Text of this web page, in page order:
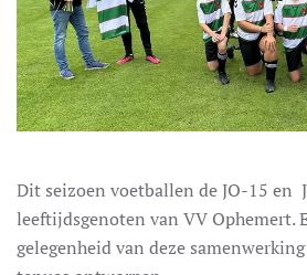
Dit seizoen voetballen de JO-15 en
leeftijdsgenoten van VV Ophemert.
gelegenheid van deze